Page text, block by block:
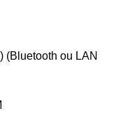
(Bluetooth ou LAN